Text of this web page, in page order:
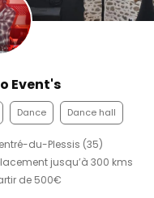
Event's
Dance Dance hall
du-Plessis (35)
jusqu’à 300 kms
de 500€